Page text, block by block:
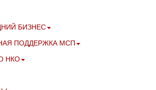
БИЗНЕС
ПОДДЕРЖКА МСП
НКО